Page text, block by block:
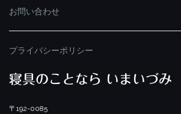
お問い合わせ
プライバシーポリシー
寝具のことなら いまいづみ
〒192-0085